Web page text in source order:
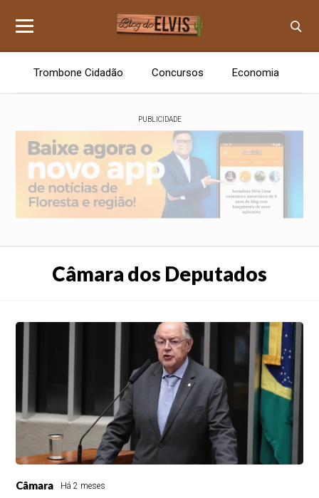
Trombone Cidadão Concursos Economia
PUBLICIDADE
Câmara dos Deputados
Câmara Há 2 meses